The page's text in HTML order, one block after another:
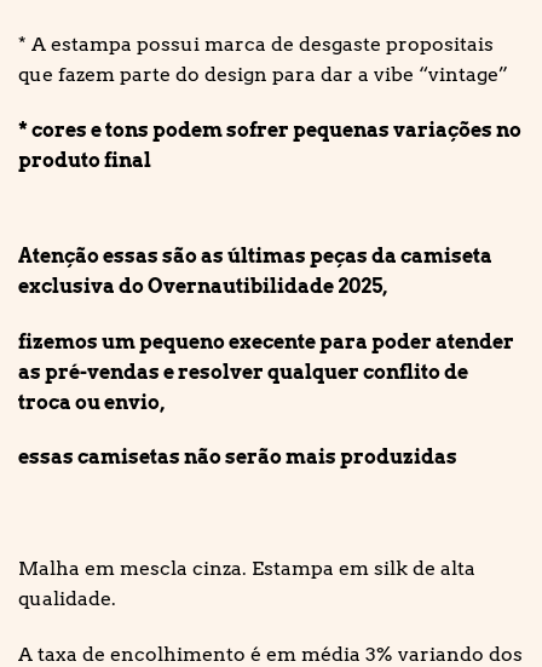
* A estampa possui marca de desgaste propositais
que fazem parte do design para dar a vibe “vintage”
* cores e tons podem sofrer pequenas variações no
produto final
Atenção essas são as últimas peças da camiseta
exclusiva do Overnautibilidade 2025,
fizemos um pequeno execente para poder atender
as pré-vendas e resolver qualquer conflito de
troca ou envio,
essas camisetas não serão mais produzidas
Malha em mescla cinza. Estampa em silk de alta
qualidade.
A taxa de encolhimento é em média 3% variando dos